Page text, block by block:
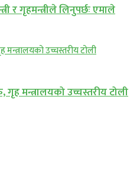
र गृहमन्त्रीले लिनुपर्छः एमाले
मन्त्रालयको उच्चस्तरीय टोली